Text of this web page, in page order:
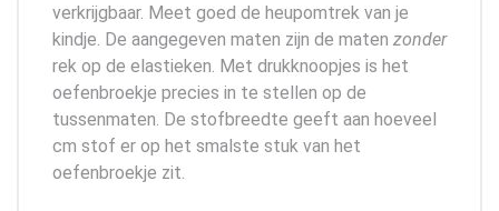
verkrijgbaar. Meet goed de heupomtrek van je
kindje. De aangegeven maten zijn de maten zonder
rek op de elastieken. Met drukknoopjes is het
oefenbroekje precies in te stellen op de
tussenmaten. De stofbreedte geeft aan hoeveel
cm stof er op het smalste stuk van het
oefenbroekje zit.